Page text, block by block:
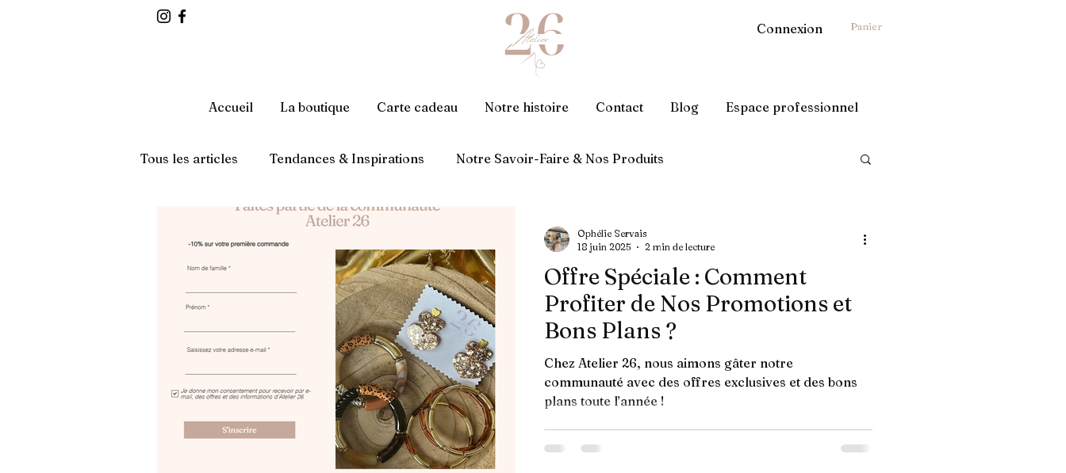
Connexion Panier
Accueil La boutique Carte cadeau Notre histoire Contact Blog Espace professionnel
Tous les articles Tendances & Inspirations Notre Savoir-Faire & Nos Produits
Conseils & Guides Pratiques
Offre Spéciale : Comment
Profiter de Nos Promotions et
Bons Plans ?
Chez Atelier 26, nous aimons gâter notre
communauté avec des offres exclusives et des bons
plans toute l’année !
Ophélie Servais
18 juin 2025
2 min de lecture